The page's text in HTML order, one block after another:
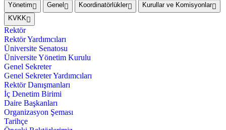
Yönetim Genel Koordinatörlükler
Kurullar ve Komisyonlar
KVKK
Rektör
Rektör Yardımcıları
Üniversite Senatosu
Üniversite Yönetim Kurulu
Genel Sekreter
Genel Sekreter Yardımcıları
Rektör Danışmanları
İç Denetim Birimi
Daire Başkanları
Organizasyon Şeması
Tarihçe